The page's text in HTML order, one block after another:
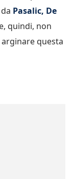
Pasalic, De
quindi, non
questa